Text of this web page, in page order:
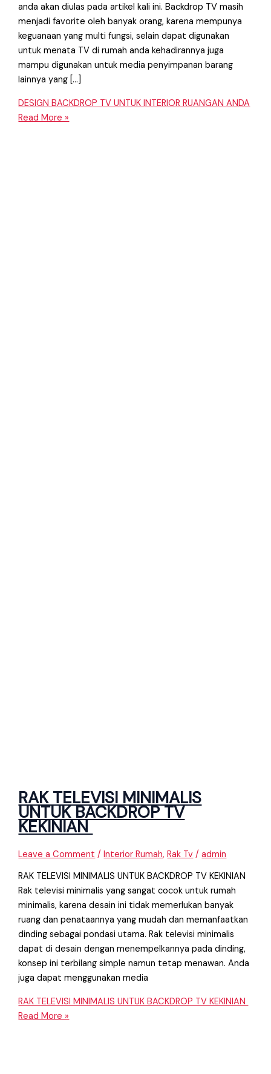
anda akan diulas pada artikel kali ini. Backdrop TV masih
menjadi favorite oleh banyak orang, karena mempunya
keguanaan yang multi fungsi, selain dapat digunakan
untuk menata TV di rumah anda kehadirannya juga
mampu digunakan untuk media penyimpanan barang
lainnya yang […]
DESIGN BACKDROP TV UNTUK INTERIOR RUANGAN ANDA
Read More »
RAK TELEVISI MINIMALIS
UNTUK BACKDROP TV
KEKINIAN
Leave a Comment /Interior Rumah,Rak Tv /admin
RAK TELEVISI MINIMALIS UNTUK BACKDROP TV KEKINIAN
Rak televisi minimalis yang sangat cocok untuk rumah
minimalis, karena desain ini tidak memerlukan banyak
ruang dan penataannya yang mudah dan memanfaatkan
dinding sebagai pondasi utama. Rak televisi minimalis
dapat di desain dengan menempelkannya pada dinding,
konsep ini terbilang simple namun tetap menawan. Anda
juga dapat menggunakan media
RAK TELEVISI MINIMALIS UNTUK BACKDROP TV KEKINIAN
Read More »